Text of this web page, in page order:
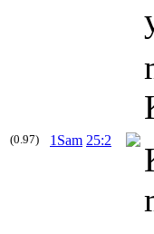
(0.97) 1Sam 25:2